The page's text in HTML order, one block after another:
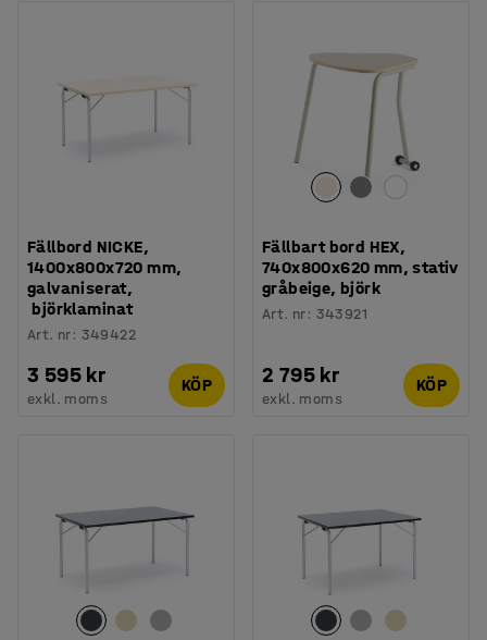
Fällbord NICKE,
1400x800x720 mm,
galvaniserat,
björklaminat
Art. nr: 349422
3 595 kr
exkl. moms
KÖP
Fällbart bord HEX,
740x800x620 mm, stativ
gråbeige, björk
Art. nr: 343921
2 795 kr
exkl. moms
KÖP